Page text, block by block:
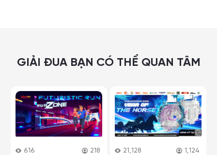
GIẢI ĐUA BẠN CÓ THỂ QUAN TÂM
616 218 21,128 1,124